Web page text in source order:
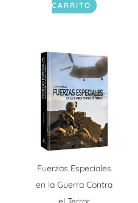
CARRITO
Fuerzas Especiales
en la Guerra Contra